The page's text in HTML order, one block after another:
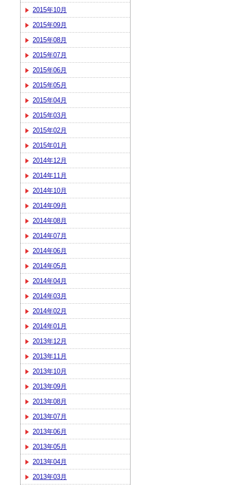
2015年10月
2015年09月
2015年08月
2015年07月
2015年06月
2015年05月
2015年04月
2015年03月
2015年02月
2015年01月
2014年12月
2014年11月
2014年10月
2014年09月
2014年08月
2014年07月
2014年06月
2014年05月
2014年04月
2014年03月
2014年02月
2014年01月
2013年12月
2013年11月
2013年10月
2013年09月
2013年08月
2013年07月
2013年06月
2013年05月
2013年04月
2013年03月